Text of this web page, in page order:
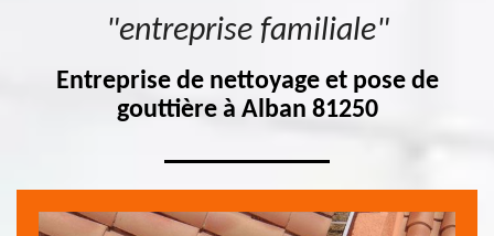
"entreprise familiale"
Entreprise de nettoyage et pose de
gouttière à Alban 81250